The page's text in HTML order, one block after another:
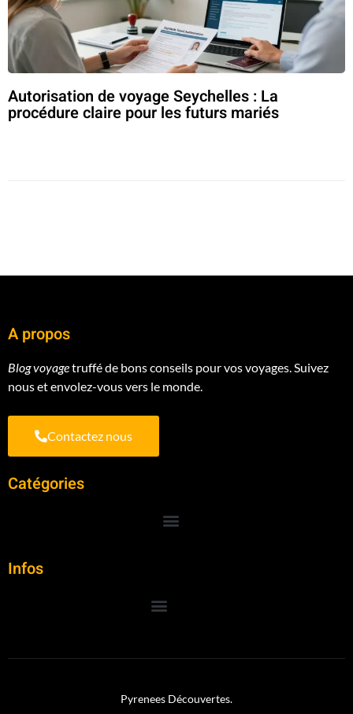
Autorisation de voyage Seychelles : La
procédure claire pour les futurs mariés
A propos
Blog voyagetruffé de bons conseils pour vos voyages. Suivez
nous et envolez-vous vers le monde.
Contactez nous
Catégories
Infos
Pyrenees Découvertes.